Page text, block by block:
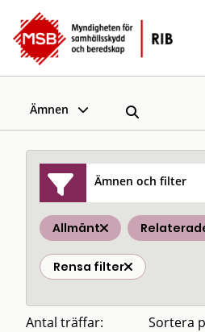
Ämnen
Ämnen och filter
Allmänt
Rensa filter
Antal träffar:
Sortera